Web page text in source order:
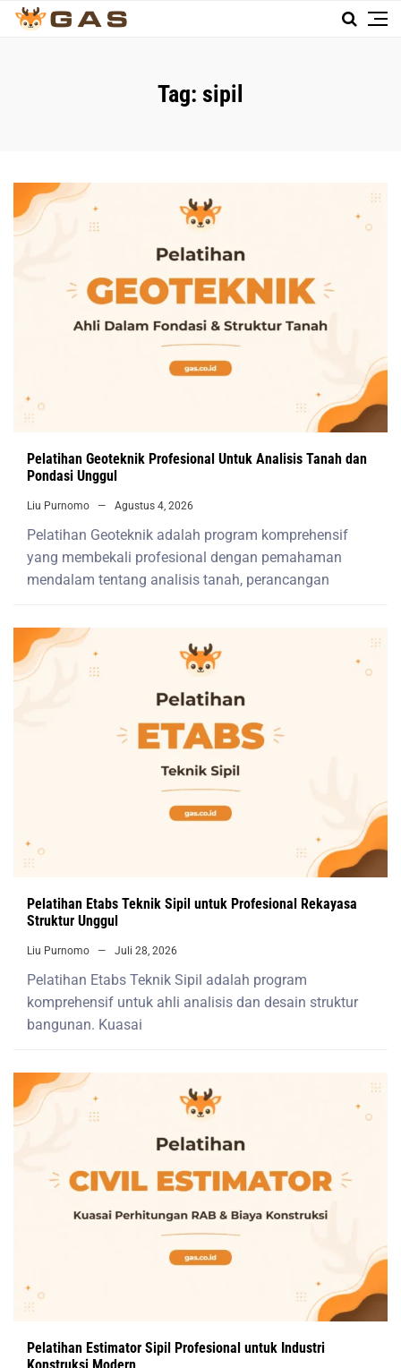
Tag: sipil
Pelatihan Geoteknik Profesional Untuk Analisis Tanah dan
Pondasi Unggul
Liu Purnomo Agustus 4, 2026
Pelatihan Geoteknik adalah program komprehensif
yang membekali profesional dengan pemahaman
mendalam tentang analisis tanah, perancangan
Pelatihan Etabs Teknik Sipil untuk Profesional Rekayasa
Struktur Unggul
Liu Purnomo Juli 28, 2026
Pelatihan Etabs Teknik Sipil adalah program
komprehensif untuk ahli analisis dan desain struktur
bangunan. Kuasai
Pelatihan Estimator Sipil Profesional untuk Industri